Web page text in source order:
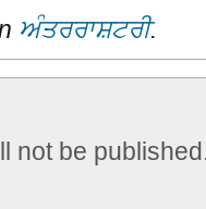
ਅੰਤਰਰਾਸ਼ਟਰੀ.
not be